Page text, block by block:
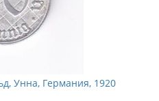
Унна, Германия, 1920